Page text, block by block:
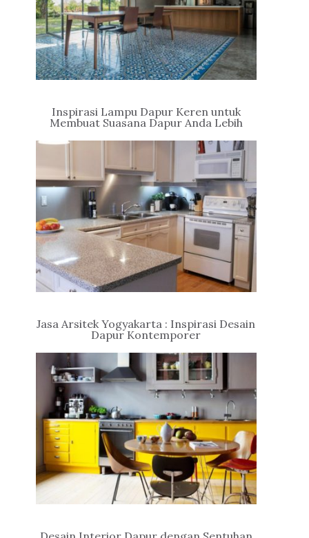
Inspirasi Lampu Dapur Keren untuk
Membuat Suasana Dapur Anda Lebih
Jasa Arsitek Yogyakarta : Inspirasi Desain
Dapur Kontemporer